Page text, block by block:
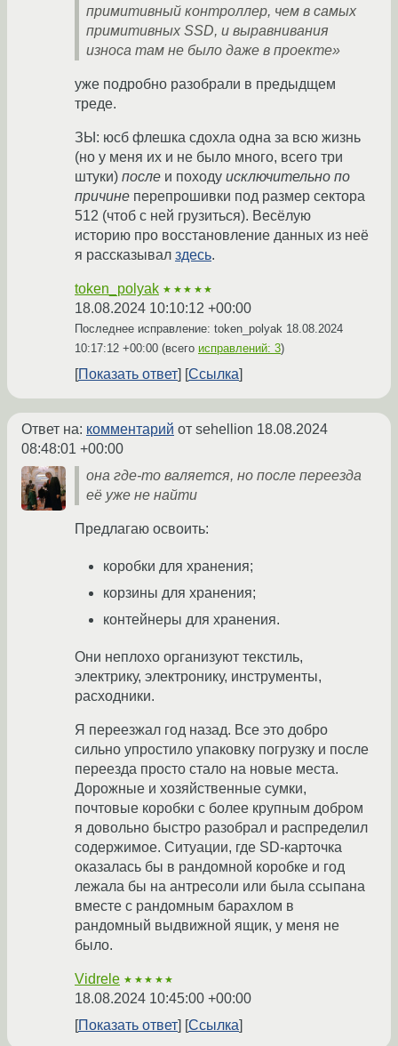
примитивный контроллер, чем в самых
примитивных SSD, и выравнивания
износа там не было даже в проекте»
уже подробно разобрали в предыдщем
треде.
ЗЫ: юсб флешка сдохла одна за всю жизнь
(но у меня их и не было много, всего три
штуки) после и походу исключительно по
причине перепрошивки под размер сектора
512 (чтоб с ней грузиться). Весёлую
историю про восстановление данных из неё
я рассказывал здесь.
token_polyak ★★★★★
18.08.2024 10:10:12 +00:00
Последнее исправление: token_polyak 18.08.2024
10:17:12 +00:00 (всего исправлений: 3)
Показать ответ Ссылка
Ответ на: комментарий от sehellion 18.08.2024
08:48:01 +00:00
она где-то валяется, но после переезда
её уже не найти
Предлагаю освоить:
коробки для хранения;
корзины для хранения;
контейнеры для хранения.
Они неплохо организуют текстиль,
электрику, электронику, инструменты,
расходники.
Я переезжал год назад. Все это добро
сильно упростило упаковку погрузку и после
переезда просто стало на новые места.
Дорожные и хозяйственные сумки,
почтовые коробки с более крупным добром
я довольно быстро разобрал и распределил
содержимое. Ситуации, где SD-карточка
оказалась бы в рандомной коробке и год
лежала бы на антресоли или была ссыпана
вместе с рандомным барахлом в
рандомный выдвижной ящик, у меня не
было.
Vidrele ★★★★★
18.08.2024 10:45:00 +00:00
Показать ответ
Ссылка